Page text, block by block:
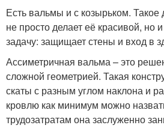
Есть вальмы и с козырьком. Такое
не просто делает её красивой, но
задачу: защищает стены и вход в
Ассиметричная вальма – это
сложной геометрией. Такая
скаты с разным углом наклона и
кровлю как минимум можно
трудозатратам она заслуженно